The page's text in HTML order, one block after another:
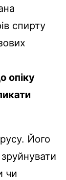
спирту
опіку
Його
чи